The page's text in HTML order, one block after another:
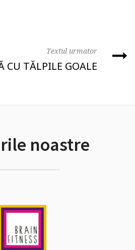
Textul urmator
CU TĂLPILE GOALE
noastre